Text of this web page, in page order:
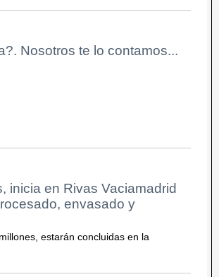
Nosotros te lo contamos...
inicia en Rivas Vaciamadrid
envasado y
estarán concluidas en la